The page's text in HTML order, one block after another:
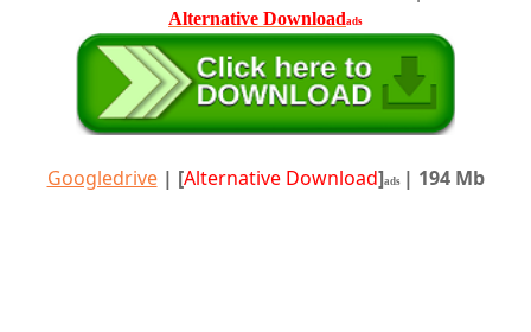
Alternative Downloadads
Googledrive| [Alternative Download]ads | 194 Mb